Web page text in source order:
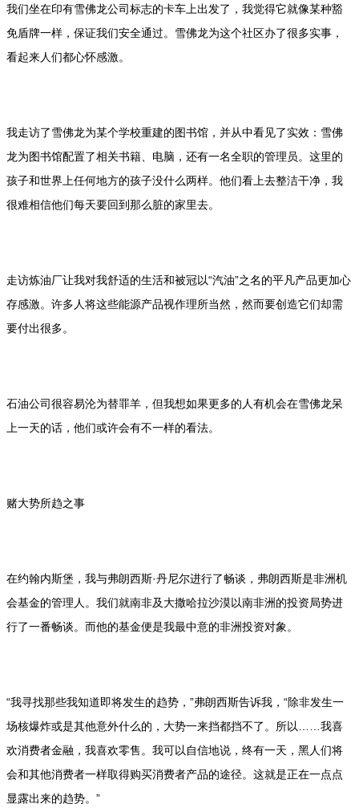
我们坐在印有雪佛龙公司标志的卡车上出发了，我觉得它就像某种豁
免盾牌一样，保证我们安全通过。雪佛龙为这个社区办了很多实事，
看起来人们都心怀感激。
我走访了雪佛龙为某个学校重建的图书馆，并从中看见了实效：雪佛
龙为图书馆配置了相关书籍、电脑，还有一名全职的管理员。这里的
孩子和世界上任何地方的孩子没什么两样。他们看上去整洁干净，我
很难相信他们每天要回到那么脏的家里去。
走访炼油厂让我对我舒适的生活和被冠以“汽油”之名的平凡产品更加心
存感激。许多人将这些能源产品视作理所当然，然而要创造它们却需
要付出很多。
石油公司很容易沦为替罪羊，但我想如果更多的人有机会在雪佛龙呆
上一天的话，他们或许会有不一样的看法。
赌大势所趋之事
在约翰内斯堡，我与弗朗西斯·丹尼尔进行了畅谈，弗朗西斯是非洲机
会基金的管理人。我们就南非及大撒哈拉沙漠以南非洲的投资局势进
行了一番畅谈。而他的基金便是我最中意的非洲投资对象。
“我寻找那些我知道即将发生的趋势，”弗朗西斯告诉我，“除非发生一
场核爆炸或是其他意外什么的，大势一来挡都挡不了。所以……我喜
欢消费者金融，我喜欢零售。我可以自信地说，终有一天，黑人们将
会和其他消费者一样取得购买消费者产品的途径。这就是正在一点点
显露出来的趋势。”